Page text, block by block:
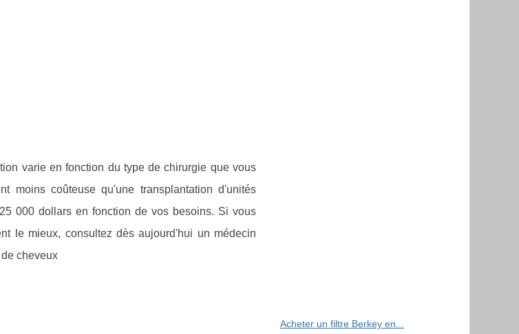
varie en fonction du type de chirurgie que vous
moins coûteuse qu'une transplantation d'unités
000 dollars en fonction de vos besoins. Si vous
le mieux, consultez dès aujourd'hui un médecin
cheveux
Acheter un filtre Berkey en...